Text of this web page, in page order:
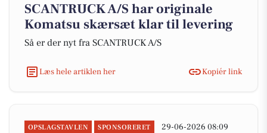
SCANTRUCK A/S har originale
Komatsu skærsæt klar til levering
Så er der nyt fra SCANTRUCK A/S
Læs hele artiklen her Kopiér link
OPSLAGSTAVLEN SPONSORERET 29-06-2026 08:09